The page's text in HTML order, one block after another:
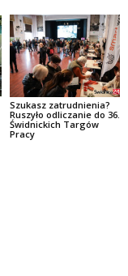
Szukasz zatrudnienia?
Ruszyło odliczanie do 36.
Świdnickich Targów
Pracy